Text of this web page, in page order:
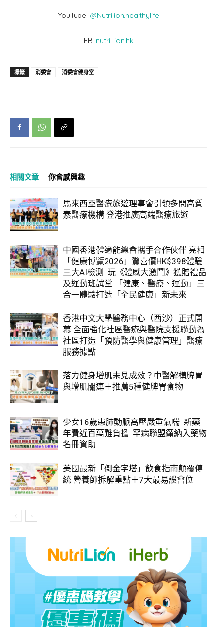
YouTube: @Nutrilion.healthylife
FB: nutriLion.hk
標籤 消委會 消委會健身室
相關文章 你會感興趣
馬來西亞醫療旅遊理事會引領多間高質
素醫療機構 登港推廣高端醫療旅遊
中國香港體適能總會攜手合作伙伴 亮相
「健康博覽2026」驚喜價HK$398體驗
三大AI檢測 玩《體感大激鬥》獲贈禮品
及運動班試堂 「健康、醫療、運動」三
合一體驗打造「全民健康」新未來
香港中文大學醫務中心（西沙）正式開
幕 全面強化社區醫療與醫院支援聯動為
社區打造「預防醫學與健康管理」醫療
服務據點
落力健身增肌未見成效？中醫解構脾胃
與增肌關連＋推薦5種健脾胃食物
少女16歲患肺動脈高壓嚴重氣喘 新藥
年費近百萬難負擔 罕病聯盟籲納入藥物
名冊資助
美國最新「倒金字塔」飲食指南顛覆傳
統 營養師拆解重點＋7大最易誤會位